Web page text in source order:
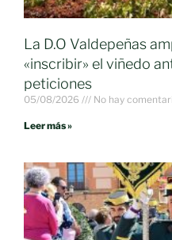
La D.O Valdepeñas
«inscribir» el viñedo
peticiones
05/08/2026 No hay
Leer más »